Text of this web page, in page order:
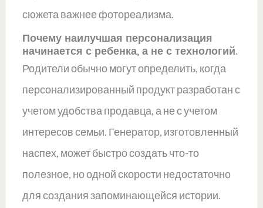
сюжета важнее фотореализма.
Почему наилучшая персонализация
начинается с ребенка, а не с технологий.
Родители обычно могут определить, когда
персонализированный продукт разработан с
учетом удобства продавца, а не с учетом
интересов семьи. Генератор, изготовленный
наспех, может быстро создать что-то
полезное, но одной скорости недостаточно
для создания запоминающейся истории.